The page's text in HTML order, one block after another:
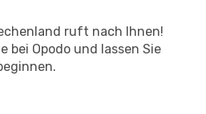
ruft nach Ihnen!
bei Opodo und lassen Sie